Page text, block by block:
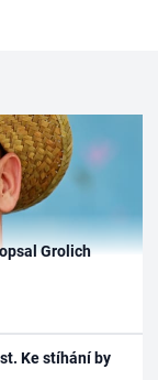
Grolich
Ke stíhání by